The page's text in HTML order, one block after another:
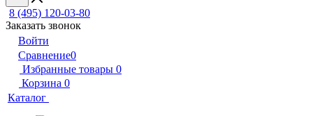
8 (495) 120-03-80
Заказать звонок
Войти
Сравнение0
Избранные товары 0
Корзина 0
Каталог